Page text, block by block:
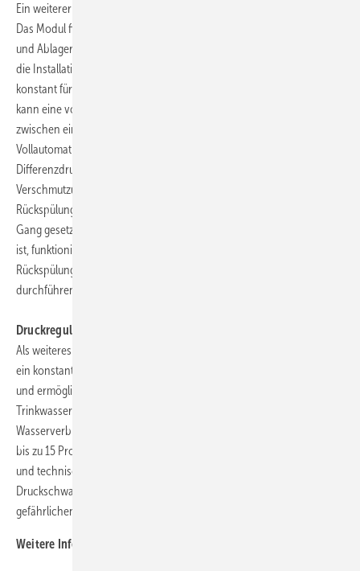
Ein weiterer Bestandteil ist ein Rückspülfilter der neuesten Generation:
Das Modul filtert mechanisch selbst winzige Rostpartikel, Metallspäne
und Ablagerungen aus dem Trinkwasser. Auf diese Weise schützt es
die Installation zuverlässig vor Korrosion und Lochfraß und sorgt
konstant für partikelfreies Trinkwasser. Der Clou: Per Tastendruck
kann eine vollautomatische und programmierbare Rückspülung
zwischen einem und 61 Tagen festgelegt werden. Wird der Protect als
Vollautomat in Betrieb genommen, schaltet sich die
Differenzdruckmessung selbstständig ein. So wird der
Verschmutzungsgrad des Filters ermittelt und die vollautomatische
Rückspülung – falls nötig – auch vor dem festgelegten Zeitpunkt in
Gang gesetzt. Wenn die Installation einer Abflussleitung nicht möglich
ist, funktioniert die Elektronik auch halbautomatisch und die
Rückspülung in ein Auffanggefäß lässt sich per Knopfdruck
durchführen.
Druckregulierung zur sicheren Trinkwasserversorgung
Als weiteres Modul ist ein Druckminderer integriert. Dieser sorgt für
ein konstantes Druckniveau in der gesamten Hauswasser-Installation
und ermöglicht somit in vielen Fällen eine erhebliche Reduzierung des
Trinkwasserverbrauchs. Eine mögliche Spareinstellung mindert den
Wasserverbrauch zusätzlich – ohne Komfortverlust lassen sich somit
bis zu 15 Prozent Wasser einsparen. Gleichzeitig werden Armaturen
und technische Geräte durch den Ausgleich von
Druckschwankungen im Leitungssystem geschont und vor
gefährlichen Druckschlägen geschützt.
Weitere Infos bei: